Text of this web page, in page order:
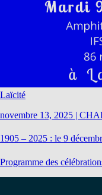
Laïcité
novembre 13, 2025 |
1905 – 2025 : le 9
Programme des